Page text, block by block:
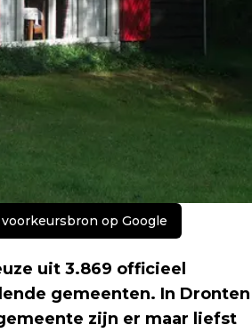
op Google
uit 3.869 officieel
gemeenten. In Dronten
zijn er maar liefst